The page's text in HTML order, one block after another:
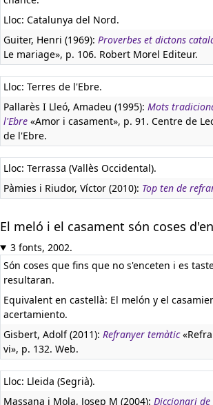
Lloc: Catalunya del Nord.
Guiter, Henri (1969): Proverbes et dictons
Le mariage», p. 106. Robert Morel Editeur.
Lloc: Terres de l'Ebre.
Pallarès I Lleó, Amadeu (1995): Mots
l'Ebre «Amor i casament», p. 91. Centre de
de l'Ebre.
Lloc: Terrassa (Vallès Occidental).
Pàmies i Riudor, Víctor (2010): Top ten de
El meló i el casament són coses
3 fonts, 2002.
Són coses que fins que no s'enceten i es
resultaran.
Equivalent en castellà: El melón y el
acertamiento.
Gisbert, Adolf (2011): Refranyer temàtic
vi», p. 132. Web.
Lloc: Lleida (Segrià).
Massana i Mola, Josep M (2004): Diccionari